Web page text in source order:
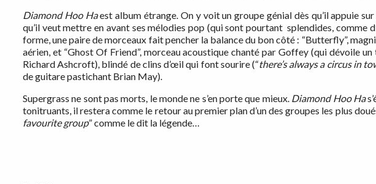
Diamond Hoo Haest album étrange. On y voit un groupe génial dès qu’il appuie sur
qu’il veut mettre en avant ses mélodies pop (qui sont pourtant splendides, comme
forme, une paire de morceaux fait pencher la balance du bon côté : “Butterfly”,
aérien, et “Ghost Of Friend”, morceau acoustique chanté par Goffey (qui dévoile
Richard Ashcroft), blindé de clins d’œil qui font sourire (“there’s always a circus in
de guitare pastichant Brian May).
Supergrass ne sont pas morts, le monde ne s’en porte que mieux. Diamond Hoo Ha
tonitruants, il restera comme le retour au premier plan d’un des groupes les plus
favourite group” comme le dit la légende…